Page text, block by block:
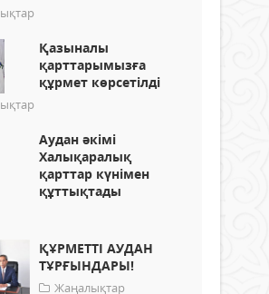
Қазыналы
қарттарымызға
құрмет көрсетілді
Аудан әкімі
Халықаралық
қарттар күнімен
құттықтады
ҚҰРМЕТТІ АУДАН
ТҰРҒЫНДАРЫ!
Жаңалықтар